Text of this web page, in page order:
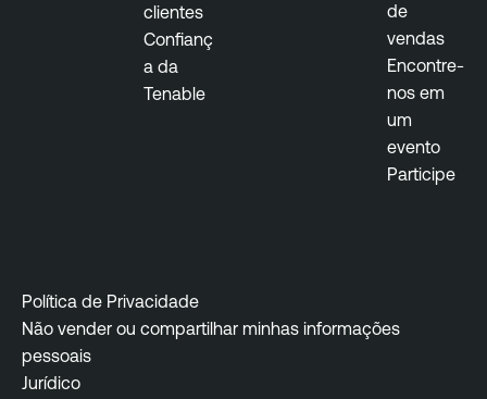
clientes
Confianç
a da
Tenable
de
vendas
Encontre-
nos em
um
evento
Participe
Política de Privacidade
Não vender ou compartilhar minhas informações
pessoais
Jurídico